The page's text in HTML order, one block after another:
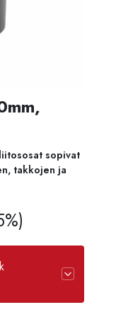
sopivat
takkojen ja